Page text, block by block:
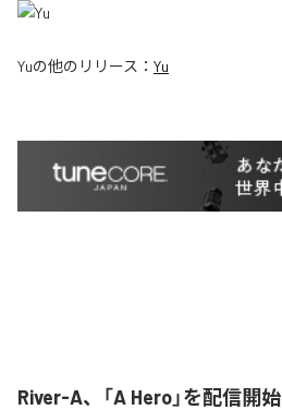
Yuの他のリリース： Yu
River-A、「A Hero」を配信開始